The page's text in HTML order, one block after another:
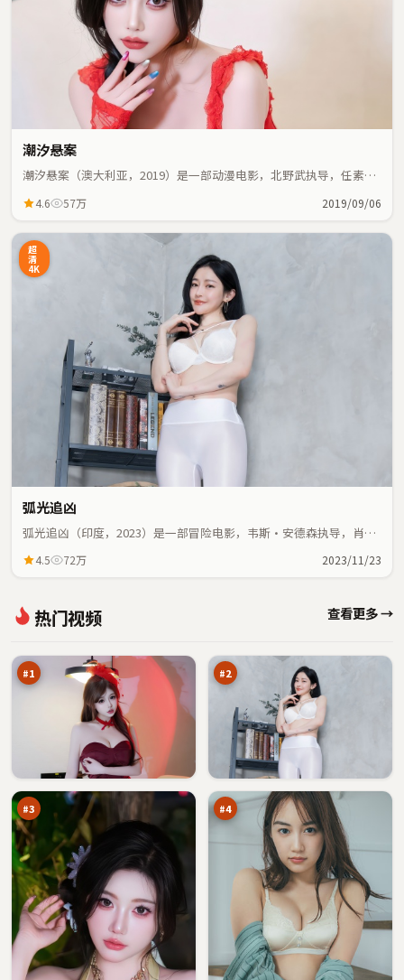
潮汐悬案
潮汐悬案（澳大利亚，2019）是一部动漫电影，北野武执导，任素
4.6 57万 2019/09/06
超
清
4K
弧光追凶
弧光追凶（印度，2023）是一部冒险电影，韦斯·安德森执导，肖
4.5 72万 2023/11/23
热门视频 查看更多 →
#1
封
行 98
#2
#3
案万
#4
零
点
97
万